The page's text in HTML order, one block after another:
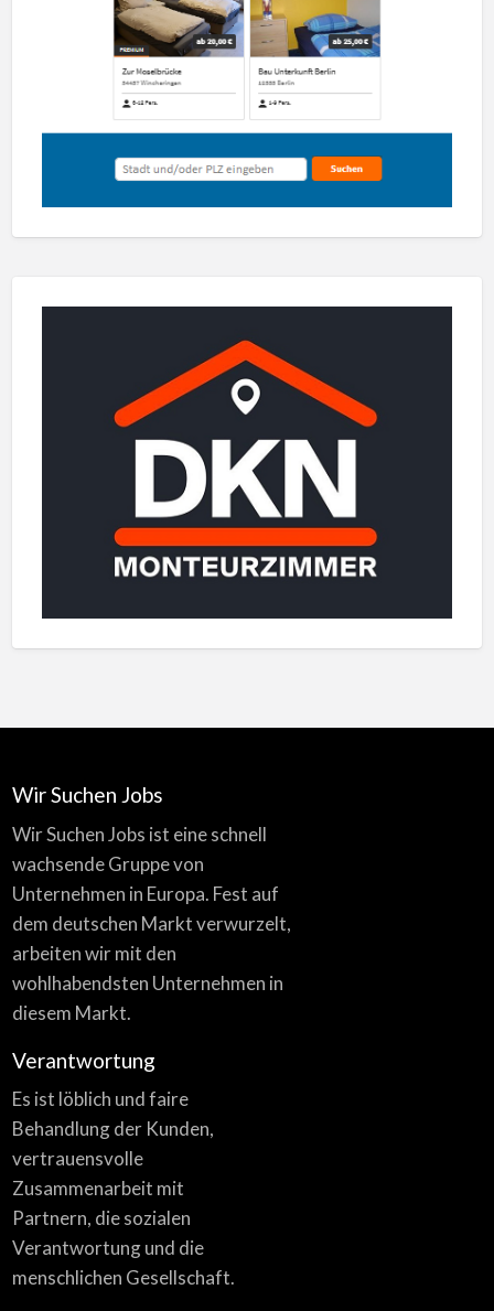
Wir Suchen Jobs
Wir Suchen Jobs ist eine schnell
wachsende Gruppe von
Unternehmen in Europa. Fest auf
dem deutschen Markt verwurzelt,
arbeiten wir mit den
wohlhabendsten Unternehmen in
diesem Markt.
Verantwortung
Es ist löblich und faire
Behandlung der Kunden,
vertrauensvolle
Zusammenarbeit mit
Partnern, die sozialen
Verantwortung und die
menschlichen Gesellschaft.